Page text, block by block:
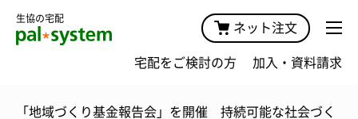
生協の宅配
ネット注文
宅配をご検討の方 加入・資料請求
「地域づくり基金報告会」を開催 持続可能な社会づく